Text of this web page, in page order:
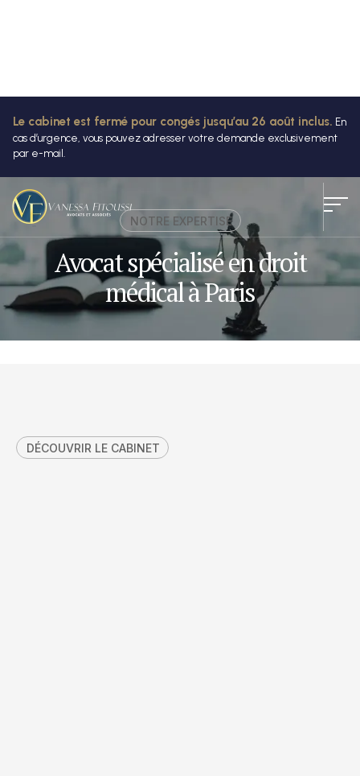
Le cabinet est fermé pour congés jusqu’au 26 août inclus. En
cas d’urgence, vous pouvez adresser votre demande exclusivement
par e-mail.
NOTRE EXPERTISE
Avocat spécialisé en droit
médical à Paris
DÉCOUVRIR LE CABINET